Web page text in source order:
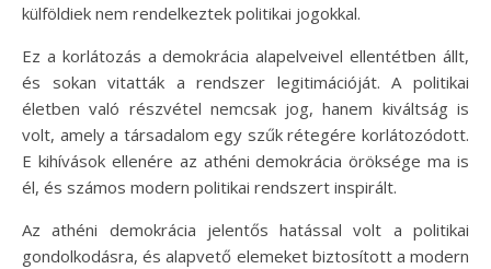
külföldiek nem rendelkeztek politikai jogokkal.
Ez a korlátozás a demokrácia alapelveivel ellentétben állt,
és sokan vitatták a rendszer legitimációját. A politikai
életben való részvétel nemcsak jog, hanem kiváltság is
volt, amely a társadalom egy szűk rétegére korlátozódott.
E kihívások ellenére az athéni demokrácia öröksége ma is
él, és számos modern politikai rendszert inspirált.
Az athéni demokrácia jelentős hatással volt a politikai
gondolkodásra, és alapvető elemeket biztosított a modern